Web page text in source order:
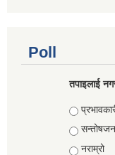
Poll
तपाइलाई
Choices
नराम्रो